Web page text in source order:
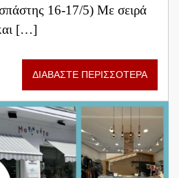
16-17/5) Με σειρά
[…]
ΔΙΑΒΑΣΤΕ ΠΕΡΙΣΣΟΤΕΡΑ